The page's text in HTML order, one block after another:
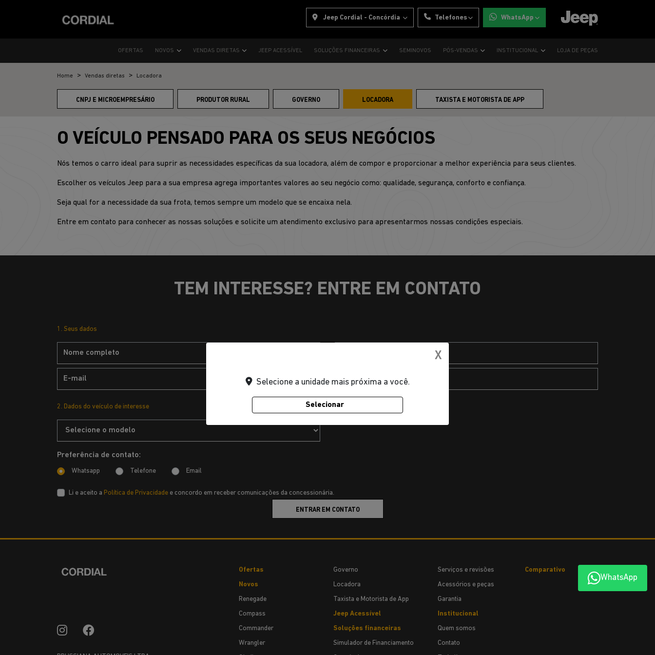
Jeep Cordial - Concórdia Telefones WhatsApp
OFERTAS NOVOS VENDAS DIRETAS JEEP ACESSÍVEL SOLUÇÕES FINANCEIRAS SEMINOVOS PÓS-VENDAS INSTITUCIONAL LOJA DE PEÇAS
Home Vendas diretas Locadora
CNPJ E MICROEMPRESÁRIO PRODUTOR RURAL GOVERNO LOCADORA TAXISTA E MOTORISTA DE APP
O VEÍCULO PENSADO PARA OS SEUS NEGÓCIOS
Nós temos o carro ideal para suprir as necessidades específicas da sua locadora, além de compor e proporcionar a melhor experiência para seus clientes.
Escolher os veículos Jeep para a sua empresa agrega importantes valores ao seu negócio como: qualidade, segurança, conforto e confiança.
Seja qual for a necessidade da sua frota, temos sempre um modelo que se encaixa nela.
Entre em contato para conhecer as nossas soluções e solicite um atendimento exclusivo para apresentarmos nossas condições especiais.
TEM INTERESSE? ENTRE EM CONTATO
1. Seus dados
2. Dados do veículo de interesse
Preferência de contato:
Whatsapp Telefone Email
Li e aceito a Política de Privacidade e concordo em receber comunicações da concessionária.
ENTRAR EM CONTATO
WhatsApp
Ofertas
Novos
Renegade
Compass
Commander
Wrangler
Governo
Locadora
Taxista e Motorista de App
Jeep Acessível
Soluções financeiras
Simulador de Financiamento
Serviços e revisões
Acessórios e peças
Garantia
Institucional
Quem somos
Contato
Comparativo
X
Selecione a unidade mais próxima a você.
Selecionar